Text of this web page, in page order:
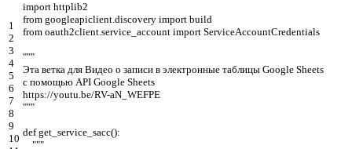
1
2
3
4
5
6
7
8
9
10
import httplib2
from googleapiclient.discovery import build
from oauth2client.service_account import ServiceAccountCredentials
"""
Эта ветка для Видео о записи в электронные таблицы Google Sheets
с помощью API Google Sheets
https://youtu.be/RV-aN_WEFPE
"""
def get_service_sacc():
"""